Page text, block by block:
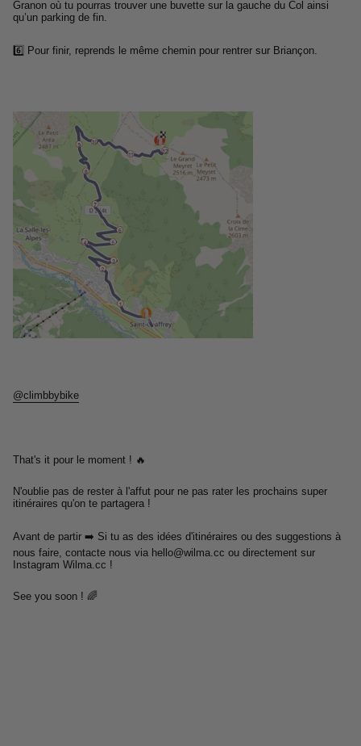
Granon où tu pourras trouver une buvette sur la gauche du Col ainsi
qu’un parking de fin.
6️⃣ Pour finir, reprends le même chemin pour rentrer sur Briançon.
@climbbybike
That's it pour le moment ! 🔥
N'oublie pas de rester à l'affut pour ne pas rater les prochains super
itinéraires qu'on te partagera !
Avant de partir ➡️ Si tu as des idées d'itinéraires ou des suggestions à
nous faire, contacte nous via hello@wilma.cc ou directement sur
Instagram Wilma.cc !
See you soon ! 🌈